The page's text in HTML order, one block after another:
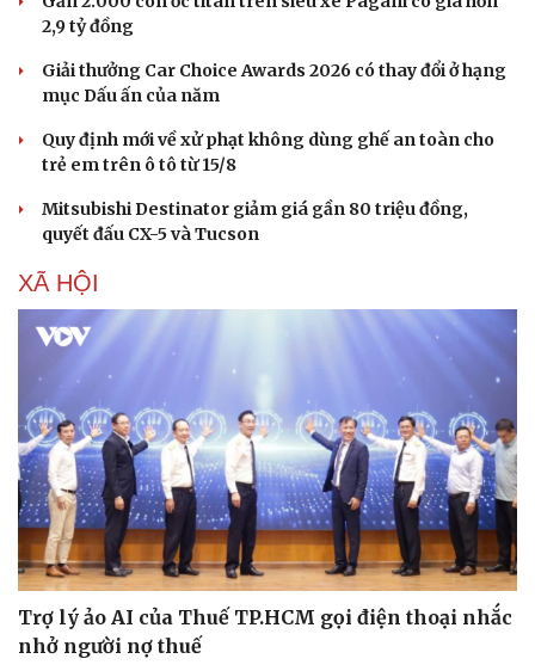
Phòng mạch online
Ăn sạch sống khỏe
2,9 tỷ đồng
Giải thưởng Car Choice Awards 2026 có thay đổi ở hạng
mục Dấu ấn của năm
Quy định mới về xử phạt không dùng ghế an toàn cho
trẻ em trên ô tô từ 15/8
Mitsubishi Destinator giảm giá gần 80 triệu đồng,
quyết đấu CX-5 và Tucson
XÃ HỘI
Trợ lý ảo AI của Thuế TP.HCM gọi điện thoại nhắc
nhở người nợ thuế